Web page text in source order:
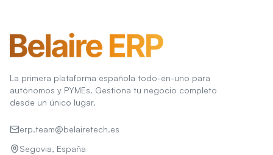
La primera plataforma española todo-en-uno para
autónomos y PYMEs. Gestiona tu negocio completo
desde un único lugar.
erp.team@belairetech.es
Segovia, España